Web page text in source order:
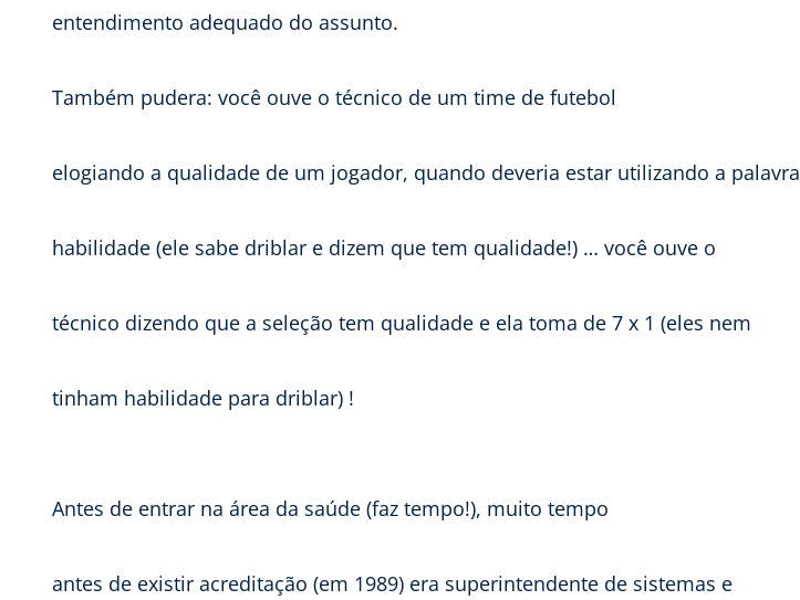
entendimento adequado do assunto.
Também pudera: você ouve o técnico de um time de futebol
elogiando a qualidade de um jogador, quando deveria estar utilizando a palavra
habilidade (ele sabe driblar e dizem que tem qualidade!) … você ouve o
técnico dizendo que a seleção tem qualidade e ela toma de 7 x 1 (eles nem
tinham habilidade para driblar) !
Antes de entrar na área da saúde (faz tempo!), muito tempo
antes de existir acreditação (em 1989) era superintendente de sistemas e